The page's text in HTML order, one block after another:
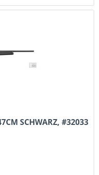
SCHWARZ, #32033